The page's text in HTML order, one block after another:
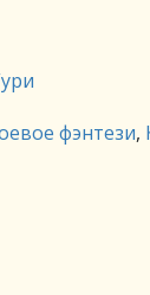
фэнтези,